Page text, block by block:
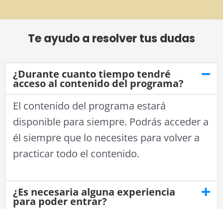
Te ayudo a resolver tus dudas
¿Durante cuanto tiempo tendré
acceso al contenido del programa?
El contenido del programa estará
disponible para siempre. Podrás acceder a
él siempre que lo necesites para volver a
practicar todo el contenido.
¿Es necesaria alguna experiencia
para poder entrar?